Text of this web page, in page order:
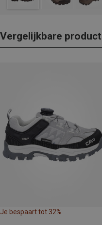
Vergelijkbare
Je bespaart tot 32%